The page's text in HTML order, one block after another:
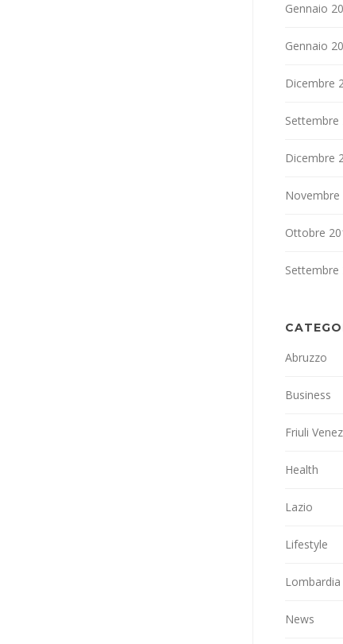
Gennaio
Gennaio
Dicembre
Settembre
Dicembre
Novembre
Ottobre
Settembre
Abruzzo
Business
Friuli
Health
Lazio
Lifestyle
Lombardia
News